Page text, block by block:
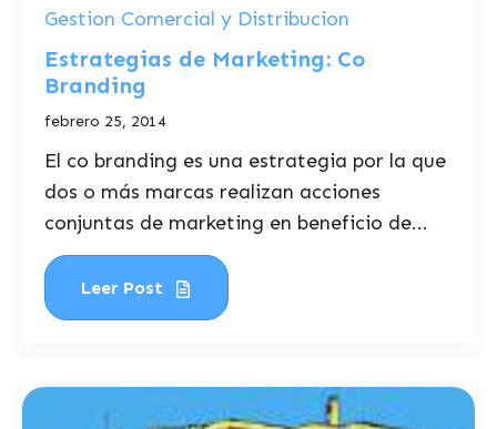
Gestion Comercial y Distribucion
Estrategias de Marketing: Co
Branding
febrero 25, 2014
El co branding es una estrategia por la que
dos o más marcas realizan acciones
conjuntas de marketing en beneficio de...
Leer Post